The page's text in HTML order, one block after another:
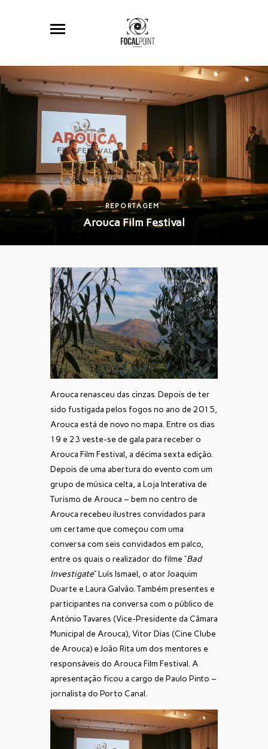
REPORTAGEM
Arouca Film Festival
Arouca renasceu das cinzas. Depois de ter
sido fustigada pelos fogos no ano de 2015,
Arouca está de novo no mapa. Entre os dias
19 e 23 veste-se de gala para receber o
Arouca Film Festival, a décima sexta edição.
Depois de uma abertura do evento com um
grupo de música celta, a Loja Interativa de
Turismo de Arouca – bem no centro de
Arouca recebeu ilustres convidados para
um certame que começou com uma
conversa com seis convidados em palco,
entre os quais o realizador do filme “Bad
Investigate” Luís Ismael, o ator Joaquim
Duarte e Laura Galvão. Também presentes e
participantes na conversa com o público de
António Tavares (Vice-Presidente da Câmara
Municipal de Arouca), Vitor Dias (Cine Clube
de Arouca) e João Rita um dos mentores e
responsáveis do Arouca Film Festival. A
apresentação ficou a cargo de Paulo Pinto –
jornalista do Porto Canal.